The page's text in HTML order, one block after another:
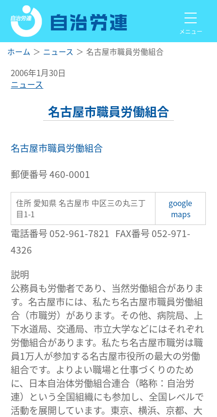
メニュー
ホーム ニュース 名古屋市職員労働組合
2006年1月30日
ニュース
名古屋市職員労働組合
名古屋市職員労働組合
郵便番号 460-0001
住所 愛知県 名古屋市 中区三の丸三丁
目1-1
google
maps
電話番号 052-961-7821 FAX番号 052-971-
4326
説明
公務員も労働者であり、当然労働組合がありま
す。名古屋市には、私たち名古屋市職員労働組
合（市職労）があります。その他、病院局、上
下水道局、交通局、市立大学などにはそれぞれ
労働組合があります。私たち名古屋市職労は職
員1万人が参加する名古屋市役所の最大の労働
組合です。よりよい職場と仕事づくりのため
に、日本自治体労働組合連合（略称：自治労
連）という全国組織にも参加し、全国レベルで
活動を展開しています。東京、横浜、京都、大